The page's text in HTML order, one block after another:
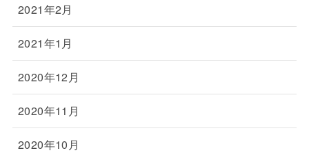
2021年2月
2021年1月
2020年12月
2020年11月
2020年10月